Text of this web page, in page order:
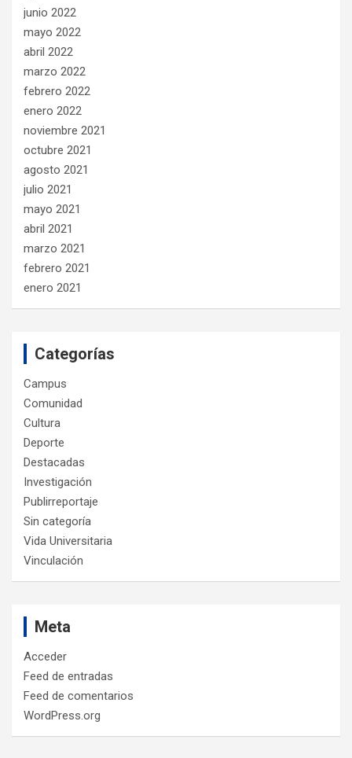
junio 2022
mayo 2022
abril 2022
marzo 2022
febrero 2022
enero 2022
noviembre 2021
octubre 2021
agosto 2021
julio 2021
mayo 2021
abril 2021
marzo 2021
febrero 2021
enero 2021
Categorías
Campus
Comunidad
Cultura
Deporte
Destacadas
Investigación
Publirreportaje
Sin categoría
Vida Universitaria
Vinculación
Meta
Acceder
Feed de entradas
Feed de comentarios
WordPress.org